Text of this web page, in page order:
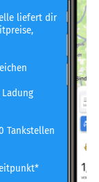
liefert dir
Tankstellen